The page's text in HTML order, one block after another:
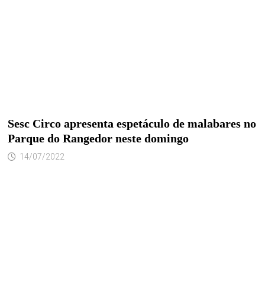
Sesc Circo apresenta espetáculo de malabares no
Parque do Rangedor neste domingo
14/07/2022